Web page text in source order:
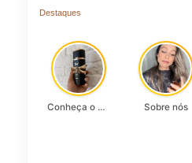
Destaques
Conheça o Asad, da Lattafa… Sobre nós